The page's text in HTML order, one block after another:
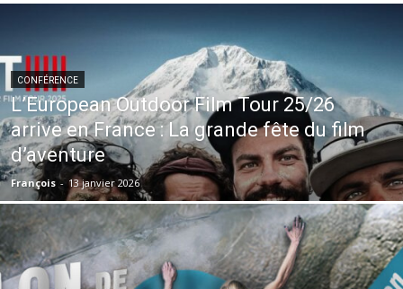
CONFÉRENCE
L’European Outdoor Film Tour 25/26
arrive en France : La grande fête du film
d’aventure
François - 13 janvier 2026